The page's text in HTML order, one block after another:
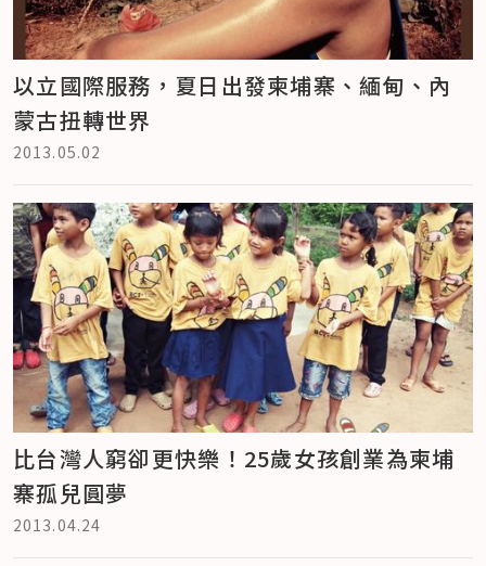
以立國際服務，夏日出發柬埔寨、緬甸、內
蒙古扭轉世界
2013.05.02
比台灣人窮卻更快樂！25歲女孩創業為柬埔
寨孤兒圓夢
2013.04.24